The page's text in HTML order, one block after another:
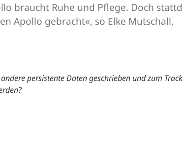
braucht Ruhe und Pflege. Doch
Apollo gebracht«, so Elke Mutschall,
persistente Daten geschrieben und zum